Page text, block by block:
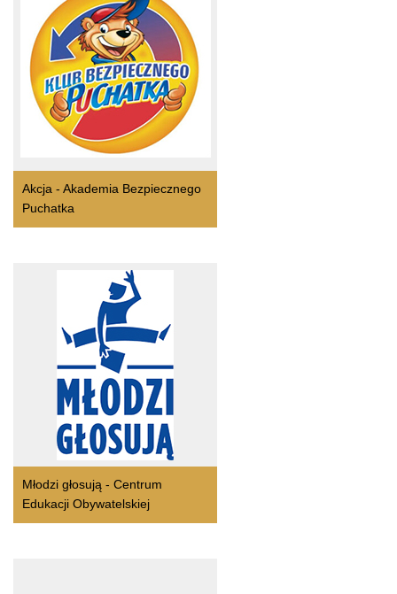
Akcja - Akademia Bezpiecznego
Puchatka
Młodzi głosują - Centrum
Edukacji Obywatelskiej